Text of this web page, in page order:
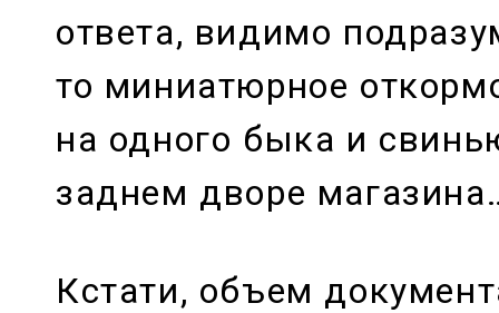
ответа, видимо
то миниатюрное
на одного быка и
заднем дворе
Кстати, объем